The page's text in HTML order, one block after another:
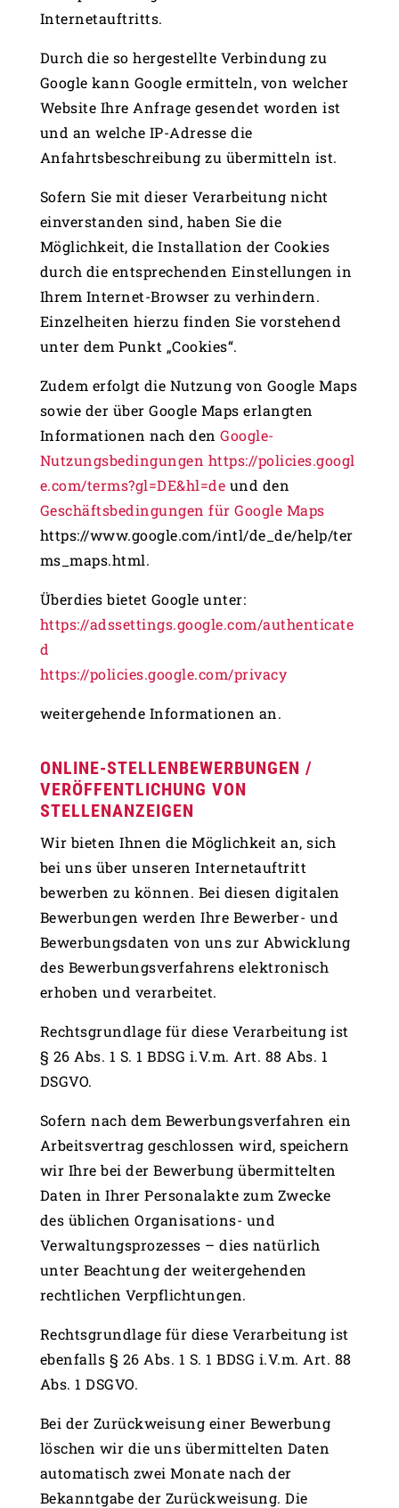
Internetauftritts.
Durch die so hergestellte Verbindung zu
Google kann Google ermitteln, von welcher
Website Ihre Anfrage gesendet worden ist
und an welche IP-Adresse die
Anfahrtsbeschreibung zu übermitteln ist.
Sofern Sie mit dieser Verarbeitung nicht
einverstanden sind, haben Sie die
Möglichkeit, die Installation der Cookies
durch die entsprechenden Einstellungen in
Ihrem Internet-Browser zu verhindern.
Einzelheiten hierzu finden Sie vorstehend
unter dem Punkt „Cookies“.
Zudem erfolgt die Nutzung von Google Maps
sowie der über Google Maps erlangten
Informationen nach denGoogle-
Nutzungsbedingungen https://policies.googl
e.com/terms?gl=DE&hl=de und den
Geschäftsbedingungen für Google Maps
https://www.google.com/intl/de_de/help/ter
ms_maps.html.
Überdies bietet Google unter:
https://adssettings.google.com/authenticate
d
https://policies.google.com/privacy
weitergehende Informationen an.
ONLINE-STELLENBEWERBUNGEN /
VERÖFFENTLICHUNG VON
STELLENANZEIGEN
Wir bieten Ihnen die Möglichkeit an, sich
bei uns über unseren Internetauftritt
bewerben zu können. Bei diesen digitalen
Bewerbungen werden Ihre Bewerber- und
Bewerbungsdaten von uns zur Abwicklung
des Bewerbungsverfahrens elektronisch
erhoben und verarbeitet.
Rechtsgrundlage für diese Verarbeitung ist
§ 26 Abs. 1 S. 1 BDSG i.V.m. Art. 88 Abs. 1
DSGVO.
Sofern nach dem Bewerbungsverfahren ein
Arbeitsvertrag geschlossen wird, speichern
wir Ihre bei der Bewerbung übermittelten
Daten in Ihrer Personalakte zum Zwecke
des üblichen Organisations- und
Verwaltungsprozesses – dies natürlich
unter Beachtung der weitergehenden
rechtlichen Verpflichtungen.
Rechtsgrundlage für diese Verarbeitung ist
ebenfalls § 26 Abs. 1 S. 1 BDSG i.V.m. Art. 88
Abs. 1 DSGVO.
Bei der Zurückweisung einer Bewerbung
löschen wir die uns übermittelten Daten
automatisch zwei Monate nach der
Bekanntgabe der Zurückweisung. Die